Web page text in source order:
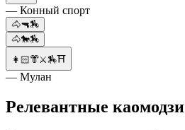
— Конный спорт
🐴🔫🏇
🐴🐎🏇
👩🏻👘⚔️🏇⛩
— Мулан
Релевантные каомодзи